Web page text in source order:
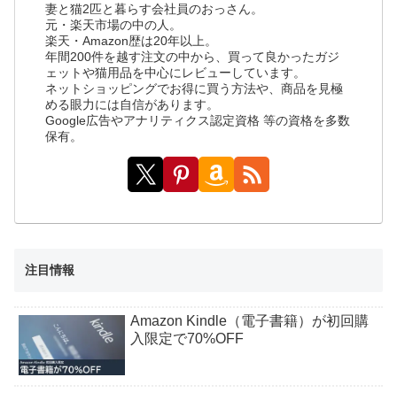
妻と猫2匹と暮らす会社員のおっさん。
元・楽天市場の中の人。
楽天・Amazon歴は20年以上。
年間200件を越す注文の中から、買って良かったガジ
ェットや猫用品を中心にレビューしています。
ネットショッピングでお得に買う方法や、商品を見極
める眼力には自信があります。
Google広告やアナリティクス認定資格 等の資格を多数
保有。
注目情報
Amazon Kindle（電子書籍）が初回購
入限定で70%OFF